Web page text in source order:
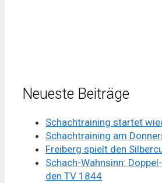
Neueste Beiträge
Schachtraining startet
Schachtraining am
Freiberg spielt den
Schach-Wahnsinn:
den TV 1844